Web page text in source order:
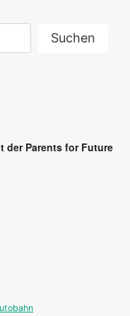
Suchen
der Parents for Future